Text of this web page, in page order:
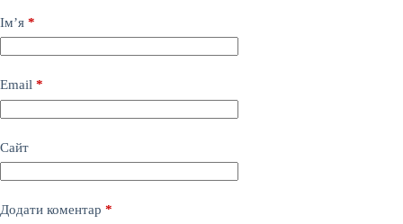
Ім’я *
Email *
Сайт
Додати коментар *